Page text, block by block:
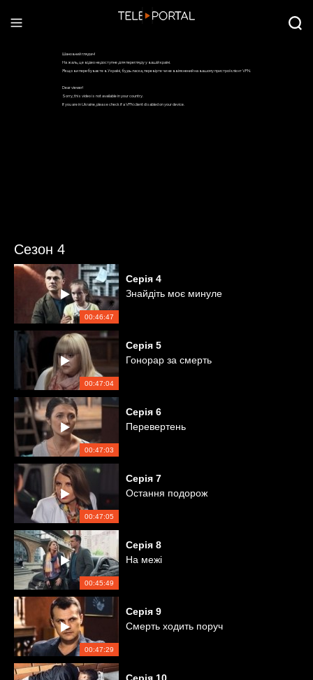
Сезон 4
00:46:47
Серія 4
Знайдіть моє минуле
00:47:04
Серія 5
Гонорар за смерть
00:47:03
Серія 6
Перевертень
00:47:05
Серія 7
Остання подорож
00:45:49
Серія 8
На межі
00:47:29
Серія 9
Смерть ходить поруч